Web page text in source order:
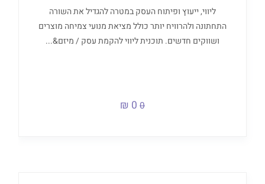
ליווי, ייעוץ ופיתוח העסק במטרה להגדיל את השורה
התחתונה ולהרוויח יותר כולל מציאת מנועי צמיחה מוצרים
ושווקים חדשים. תוכנית ליווי להקמת עסק / מיזם&...
0